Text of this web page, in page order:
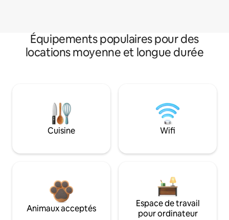
Équipements populaires pour des
locations moyenne et longue durée
Cuisine Wifi
Animaux acceptés
Espace de travail
pour ordinateur